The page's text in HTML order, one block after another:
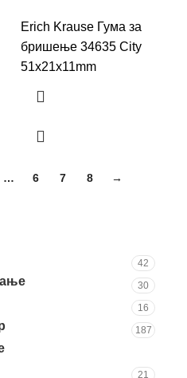
42
30
16
187
21
Erich Krause Гума за
бришење 34635 City
51x21x11mm
… 6 7 8 →